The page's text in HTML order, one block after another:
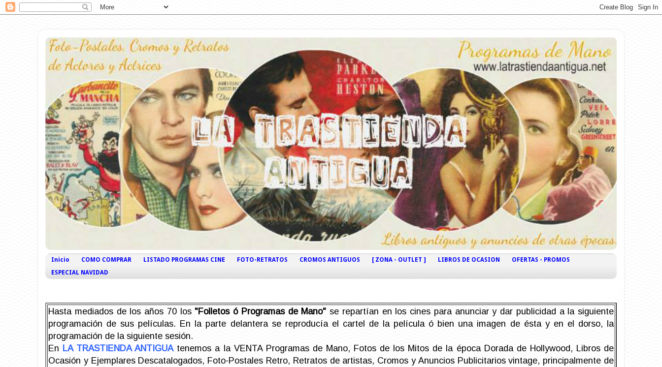
Inicio COMO COMPRAR LISTADO PROGRAMAS CINE FOTO-RETRATOS CROMOS ANTIGUOS [ ZONA - OUTLET ] LIBROS DE OCASION
OFERTAS - PROMOS
ESPECIAL NAVIDAD
Hasta mediados de los años 70 los "Folletos ó Programas de Mano" se repartían en los cines para anunciar y dar publicidad a la siguiente
programación de sus películas. En la parte delantera se reproducía el cartel de la película ó bien una imagen de ésta y en el dorso, la
programación de la siguiente sesión.
En LA TRASTIENDA ANTIGUAtenemos a la VENTA Programas de Mano, Fotos de los Mitos de la época Dorada de Hollywood, Libros de
Ocasión y Ejemplares Descatalogados, Foto-Postales Retro, Retratos de artistas, Cromos y Anuncios Publicitarios vintage, principalmente de